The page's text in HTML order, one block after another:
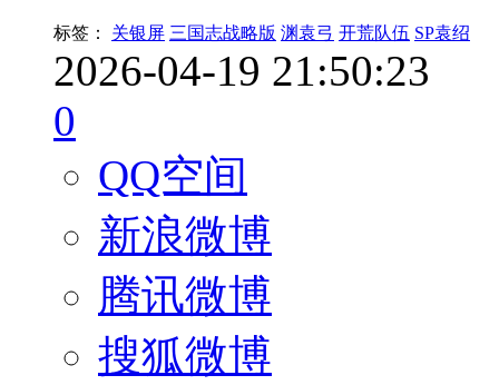
标签： 关银屏 三国志战略版 渊袁弓 开荒队伍 SP袁绍
2026-04-19 21:50:23
0
QQ空间
新浪微博
腾讯微博
搜狐微博